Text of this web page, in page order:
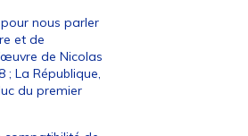
nous parler
et de
de Nicolas
; La République,
du premier